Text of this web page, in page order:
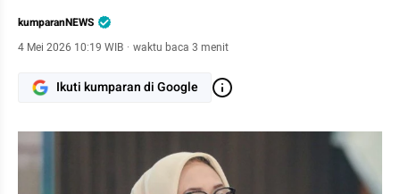
kumparanNEWS
4 Mei 2026 10:19 WIB · waktu baca 3 menit
Ikuti kumparan di Google